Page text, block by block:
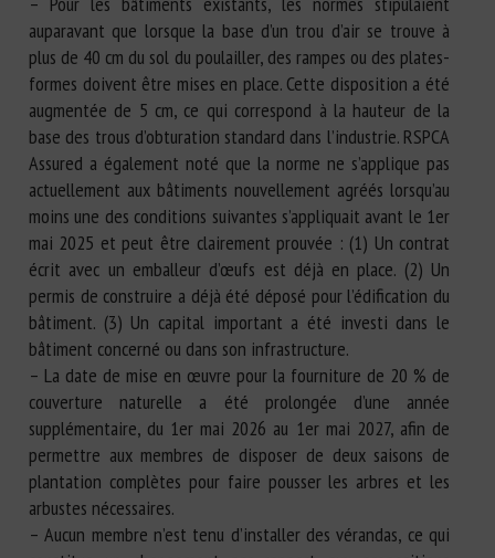
auparavant que lorsque la base d’un trou d’air se trouve à
plus de 40 cm du sol du poulailler, des rampes ou des plates-
formes doivent être mises en place. Cette disposition a été
augmentée de 5 cm, ce qui correspond à la hauteur de la
base des trous d’obturation standard dans l’industrie. RSPCA
Assured a également noté que la norme ne s’applique pas
actuellement aux bâtiments nouvellement agréés lorsqu’au
moins une des conditions suivantes s’appliquait avant le 1er
mai 2025 et peut être clairement prouvée : (1) Un contrat
écrit avec un emballeur d’œufs est déjà en place. (2) Un
permis de construire a déjà été déposé pour l’édification du
bâtiment. (3) Un capital important a été investi dans le
bâtiment concerné ou dans son infrastructure.
– La date de mise en œuvre pour la fourniture de 20 % de
couverture naturelle a été prolongée d’une année
supplémentaire, du 1er mai 2026 au 1er mai 2027, afin de
permettre aux membres de disposer de deux saisons de
plantation complètes pour faire pousser les arbres et les
arbustes nécessaires.
– Aucun membre n’est tenu d’installer des vérandas, ce qui